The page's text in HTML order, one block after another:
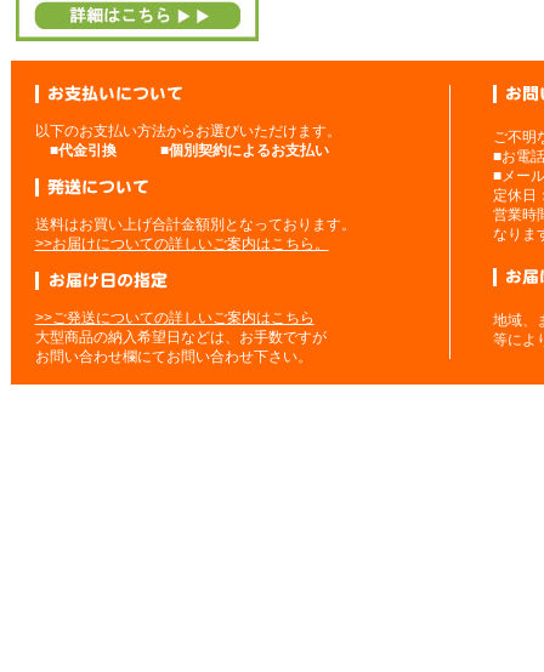
以下のお支払い方法からお選びいただけます。
■代金引換■個別契約によるお支払い
送料はお買い上げ合計金額別となっております。
>>お届けについての詳しいご案内はこちら。
>>ご発送についての詳しいご案内はこちら
大型商品の納入希望日などは、お手数ですが
お問い合わせ欄にてお問い合わせ下さい。
ご不明
■お電
■メー
定休日
営業時
なりま
地域、
等によ